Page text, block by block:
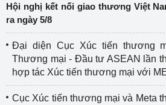
Hội nghị kết nối giao thương Việt
ra ngày 5/8
Đại diện Cục Xúc tiến thương
Thương mại - Đầu tư ASEAN lần
hợp tác Xúc tiến thương mại với
Cục Xúc tiến thương mại và Meta